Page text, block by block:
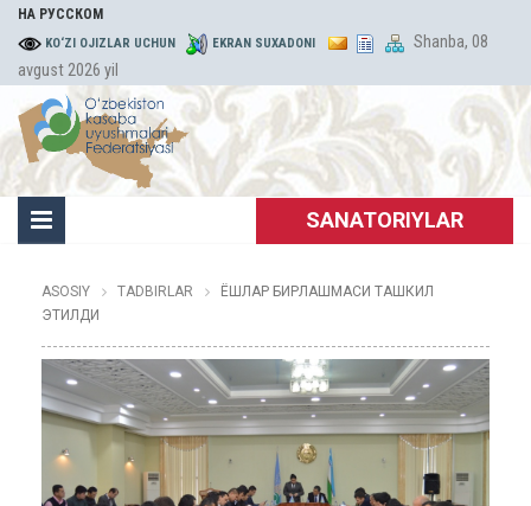
НА РУССКОМ
KO‘ZI OJIZLAR UCHUN EKRAN SUXADONI
Shanba, 08
avgust 2026 yil
SANATORIYLAR
ASOSIY TADBIRLAR
ЁШЛАР БИРЛАШМАСИ ТАШКИЛ
ЭТИЛДИ